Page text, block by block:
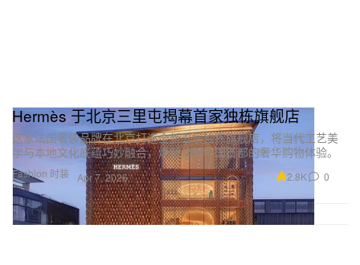
Fashion 时装
Hermès 于北京三里屯揭幕首家独栋旗舰店
这家法国奢侈品牌在北京打造全新五层独栋旗舰店，将当代工艺美
学与本地文化底蕴巧妙融合，焕新诠释中国首都的奢华购物体验。
Apr 7, 2026 2.8K 0